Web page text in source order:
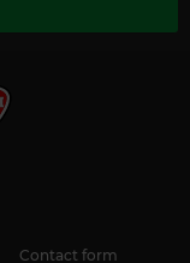
Contact form